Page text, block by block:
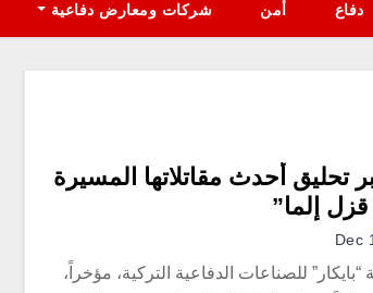
دفاع أمن شركات ومعارض دفاعية
تحليق أحدث مقاتلاتها المسيرة
قزل إلما”
Dec
للصناعات الدفاعية التركية، مؤخراً،